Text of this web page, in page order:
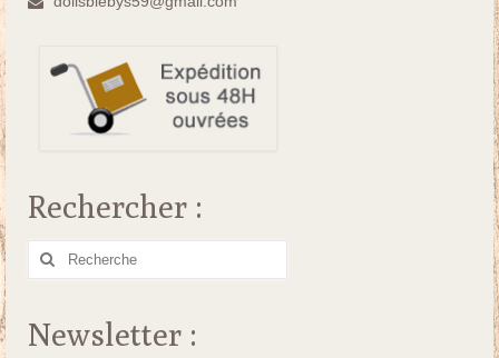
Rechercher :
Rechercher
Newsletter :